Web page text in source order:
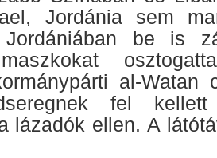
Jordánia sem
be is
al-
fel kellett
lázadók ellen. A